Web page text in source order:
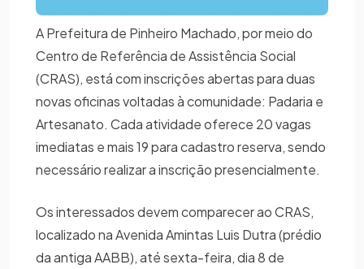
A Prefeitura de Pinheiro Machado, por meio do
Centro de Referência de Assistência Social
(CRAS), está com inscrições abertas para duas
novas oficinas voltadas à comunidade: Padaria e
Artesanato. Cada atividade oferece 20 vagas
imediatas e mais 19 para cadastro reserva, sendo
necessário realizar a inscrição presencialmente.
Os interessados devem comparecer ao CRAS,
localizado na Avenida Amintas Luis Dutra (prédio
da antiga AABB), até sexta-feira, dia 8 de